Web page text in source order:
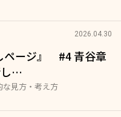
2026.04.30
ページ』 #4 青谷章
…
な見方・考え方